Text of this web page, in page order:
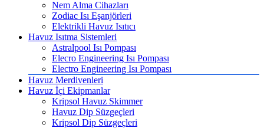
Nem Alma Cihazları
Zodiac Isı Eşanjörleri
Elektrikli Havuz Isıtıcı
Havuz Isıtma Sistemleri
Astralpool Isı Pompası
Elecro Engineering Isı Pompası
Electro Engineering Isı Pompası
Havuz Merdivenleri
Havuz İçi Ekipmanlar
Kripsol Havuz Skimmer
Havuz Dip Süzgeçleri
Kripsol Dip Süzgeçleri